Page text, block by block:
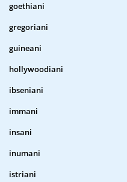
goethiani
gregoriani
guineani
hollywoodiani
ibseniani
immani
insani
inumani
istriani